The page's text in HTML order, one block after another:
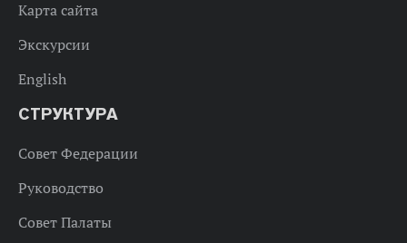
Карта сайта
Экскурсии
English
СТРУКТУРА
Совет Федерации
Руководство
Совет Палаты